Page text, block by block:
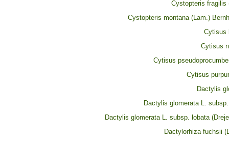
Cystopteris fragilis
Cystopteris montana (Lam.)
Cytisus
Cytisus
Cytisus
Cytisus
Dactylis
Dactylis glomerata L.
Dactylis glomerata L. subsp. lobata
Dactylorhiza fuchsii